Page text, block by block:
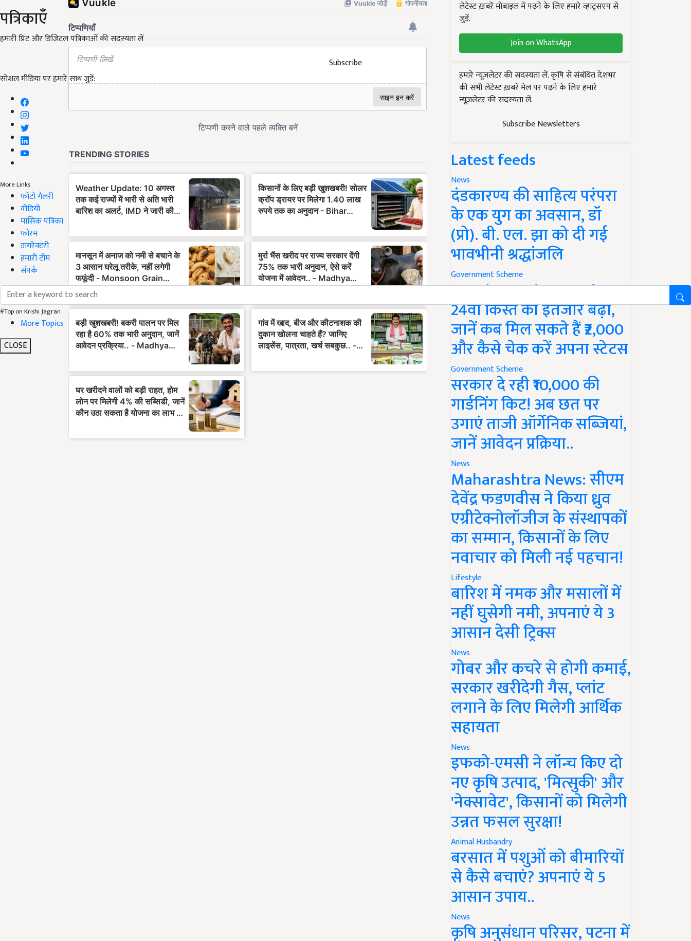
पत्रिकाएँ
हमारी प्रिंट और डिजिटल पत्रिकाओं की सदस्यता लें
Subscribe
सोशल मीडिया पर हमारे साथ जुड़ें:
More Links
फोटो गैलरी
वीडियो
मासिक पत्रिका
फोरम
डायरेक्टरी
हमारी टीम
संपर्क
#Top on Krishi Jagran
More Topics
CLOSE
लेटेस्ट ख़बरें मोबाइल में पढ़ने के लिए हमारे व्हाट्सएप से
जुड़ें.
Join on WhatsApp
हमारे न्यूज़लेटर की सदस्यता लें. कृषि से संबंधित देशभर
की सभी लेटेस्ट ख़बरें मेल पर पढ़ने के लिए हमारे
न्यूज़लेटर की सदस्यता लें.
Subscribe Newsletters
Latest feeds
News
दंडकारण्य की साहित्य परंपरा
के एक युग का अवसान, डॉ
(प्रो). बी. एल. झा को दी गई
भावभीनी श्रद्धांजलि
Government Scheme
PM Kisan Yojana Update:
24वीं किस्त का इंतजार बढ़ा,
जानें कब मिल सकते हैं ₹2,000
और कैसे चेक करें अपना स्टेटस
Government Scheme
सरकार दे रही ₹10,000 की
गार्डनिंग किट! अब छत पर
उगाएं ताजी ऑर्गेनिक सब्जियां,
जानें आवेदन प्रक्रिया..
News
Maharashtra News: सीएम
देवेंद्र फडणवीस ने किया ध्रुव
एग्रीटेक्नोलॉजीज के संस्थापकों
का सम्मान, किसानों के लिए
नवाचार को मिली नई पहचान!
Lifestyle
बारिश में नमक और मसालों में
नहीं घुसेगी नमी, अपनाएं ये 3
आसान देसी ट्रिक्स
News
गोबर और कचरे से होगी कमाई,
सरकार खरीदेगी गैस, प्लांट
लगाने के लिए मिलेगी आर्थिक
सहायता
News
इफको-एमसी ने लॉन्च किए दो
नए कृषि उत्पाद, 'मित्सुकी' और
'नेक्सावेट', किसानों को मिलेगी
उन्नत फसल सुरक्षा!
Animal Husbandry
बरसात में पशुओं को बीमारियों
से कैसे बचाएं? अपनाएं ये 5
आसान उपाय..
News
कृषि अनुसंधान परिसर, पटना में